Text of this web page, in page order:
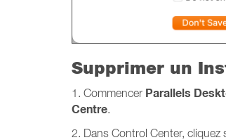
Supprimer un
1. Commencer Parallels
Centre.
2. Dans Control Center,